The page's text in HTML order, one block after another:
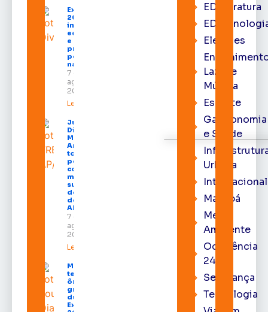
Expofeira
2026
impulsiona
economia
e aumenta
procura
por hotéis
na capital
7 de
agosto de
2026
Leia mais »
Juiz
Diego
Moura de
Araújo
toma
posse
como
membro
substituto
do Pleno
do TRE-
AP
7 de
agosto de
2026
Leia mais »
Macapá
terá
ônibus
gratuitos
durante a
Expofeira
EDliteratura
Eleições
Lazer e
Música
Esporte
Gastronomia
e Saúde
Urbana
Internacional
Macapá
Meio
Ambiente
Ocorrência
24h
Segurança
Tecnologia